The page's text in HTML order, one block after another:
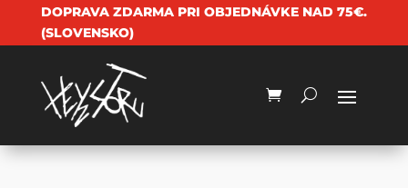
DOPRAVA ZDARMA PRI OBJEDNÁVKE NAD 75€.
(SLOVENSKO)